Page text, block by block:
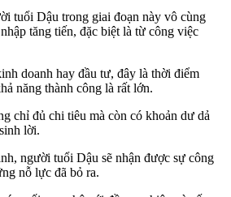
tuổi Dậu trong giai đoạn này vô cùng
tăng tiến, đặc biệt là từ công việc
doanh hay đầu tư, đây là thời điểm
năng thành công là rất lớn.
chỉ đủ chi tiêu mà còn có khoản dư dả
lời.
người tuổi Dậu sẽ nhận được sự công
nỗ lực đã bỏ ra.